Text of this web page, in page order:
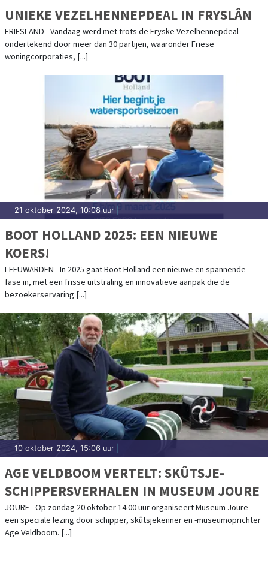
UNIEKE VEZELHENNEPDEAL IN FRYSLÂN
FRIESLAND - Vandaag werd met trots de Fryske Vezelhennepdeal
ondertekend door meer dan 30 partijen, waaronder Friese
woningcorporaties, [...]
21 oktober 2024, 10:08 uur
BOOT HOLLAND 2025: EEN NIEUWE
KOERS!
LEEUWARDEN - In 2025 gaat Boot Holland een nieuwe en spannende
fase in, met een frisse uitstraling en innovatieve aanpak die de
bezoekerservaring [...]
10 oktober 2024, 15:06 uur
AGE VELDBOOM VERTELT: SKÛTSJE-
SCHIPPERSVERHALEN IN MUSEUM JOURE
JOURE - Op zondag 20 oktober 14.00 uur organiseert Museum Joure
een speciale lezing door schipper, skûtsjekenner en -museumoprichter
Age Veldboom. [...]